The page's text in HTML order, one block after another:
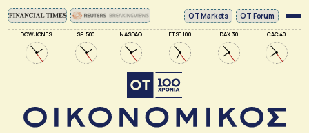
DOW JONES SP 500 NASDAQ FTSE 100 DAX 30 CAC 40
ΟΤ Markets OT Forum